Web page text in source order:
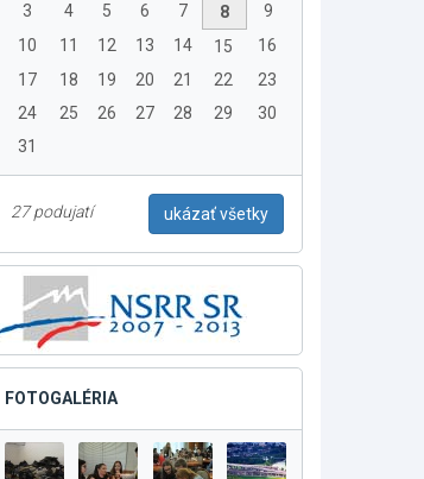
3
4 5 6 7 8
9
10
11 12 13 14 15
16
17
18 19 20 21 22
23
24
25 26 27 28 29
30
31
27 podujatí ukázať všetky
FOTOGALÉRIA